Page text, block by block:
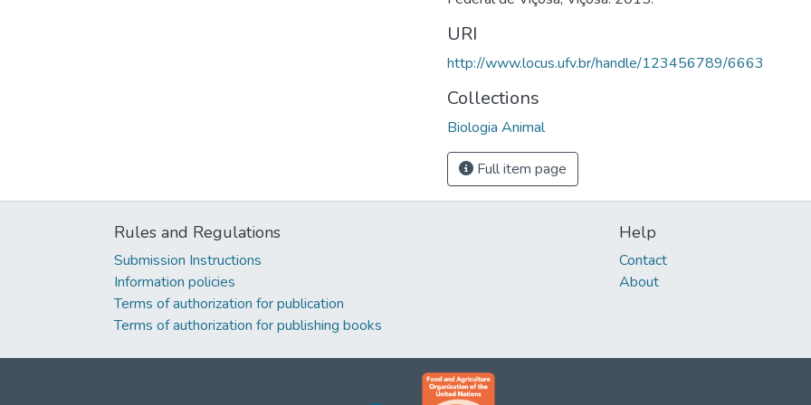
URI
http://www.locus.ufv.br/handle/123456789/6663
Collections
Biologia Animal
Full item page
Rules and Regulations
Submission Instructions
Information policies
Terms of authorization for publication
Terms of authorization for publishing books
Help
Contact
About